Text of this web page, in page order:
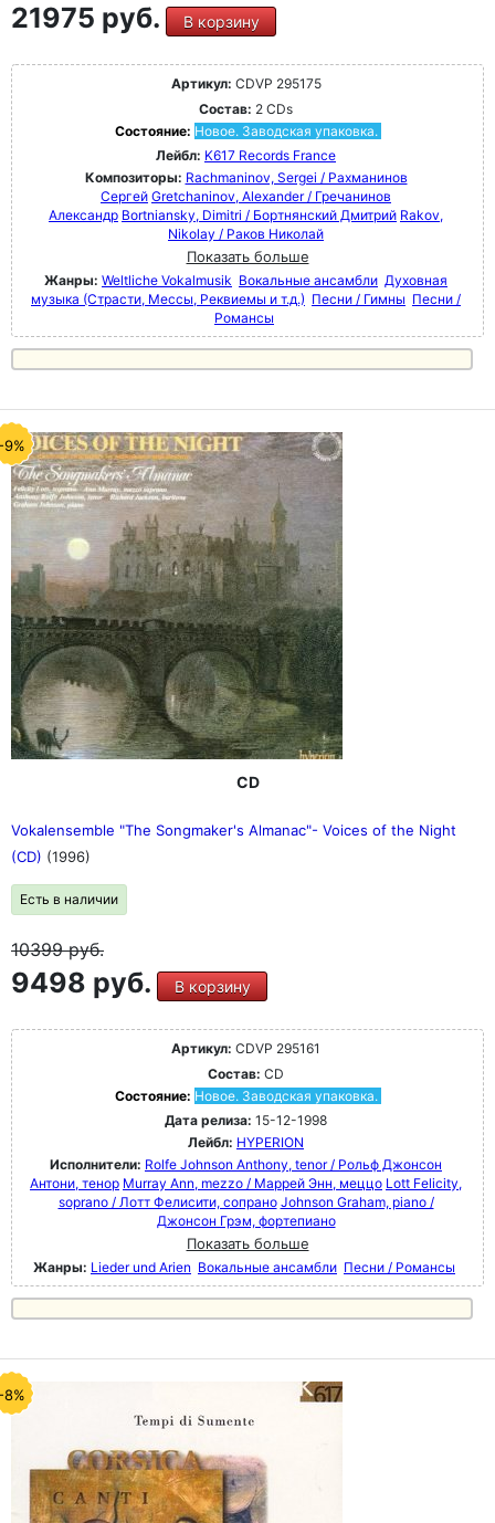
21975 руб. В корзину
Артикул: CDVP 295175
Состав: 2 CDs
Состояние: Новое. Заводская упаковка.
Лейбл: K617 Records France
Композиторы: Rachmaninov, Sergei / Рахманинов
Сергей Gretchaninov, Alexander / Гречанинов
Александр Bortniansky, Dimitri / Бортнянский Дмитрий Rakov,
Nikolay / Раков Николай
Показать больше
Жанры: Weltliche Vokalmusik Вокальные ансамбли Духовная
музыка (Страсти, Мессы, Реквиемы и т.д.) Песни / Гимны Песни /
Романсы
9%
CD
Vokalensemble "The Songmaker's Almanac"- Voices of the Night
(CD) (1996)
Есть в наличии
10399руб.
9498 руб. В корзину
Артикул: CDVP 295161
Состав: CD
Состояние: Новое. Заводская упаковка.
Дата релиза: 15-12-1998
Лейбл: HYPERION
Исполнители: Rolfe Johnson Anthony, tenor / Рольф Джонсон
Антони, тенор Murray Ann, mezzo / Маррей Энн, меццо Lott Felicity,
soprano / Лотт Фелисити, сопрано Johnson Graham, piano /
Джонсон Грэм, фортепиано
Показать больше
Жанры: Lieder und Arien Вокальные ансамбли Песни / Романсы
8%